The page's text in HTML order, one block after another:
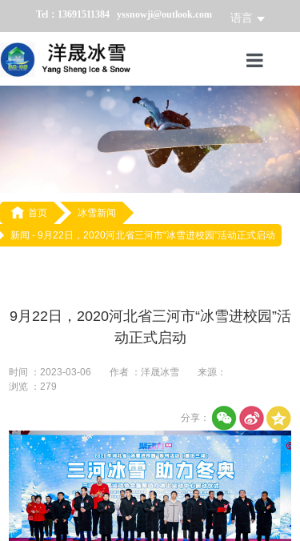
Tel：13691511384 yssnowji@outlook.com 语言
首页
冰雪产品
冰雪业务
冰雪新闻
 首页
冰雪新闻
新闻 - 9月22日，2020河北省三河市“冰雪进校园”活动正式启动
9月22日，2020河北省三河市“冰雪进校园”活
动正式启动
时间 ：2023-03-06 作者 ：洋晟冰雪
来源：
浏览 ：279
分享：